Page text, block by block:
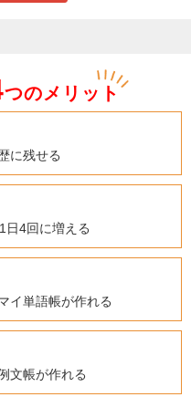
つのメリット
に残せる
日4回に増える
イ単語帳が作れる
文帳が作れる